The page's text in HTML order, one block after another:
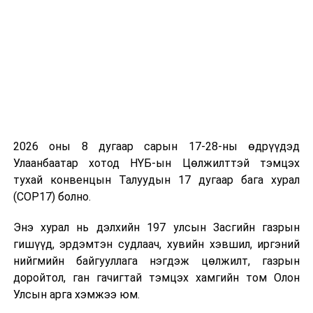
2026 оны 8 дугаар сарын 17-28-ны өдрүүдэд
Улаанбаатар хотод НҮБ-ын Цөлжилттэй тэмцэх
тухай конвенцын Талуудын 17 дугаар бага хурал
(COP17) болно.
Энэ хурал нь дэлхийн 197 улсын Засгийн газрын
гишүүд, эрдэмтэн судлаач, хувийн хэвшил, иргэний
нийгмийн байгууллага нэгдэж цөлжилт, газрын
доройтол, ган гачигтай тэмцэх хамгийн том Олон
Улсын арга хэмжээ юм.